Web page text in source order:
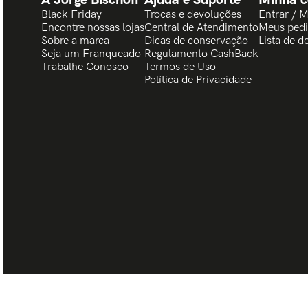
Black Friday
Encontre nossas lojas
Sobre a marca
Seja um Franqueado
Trabalhe Conosco
Trocas e devoluções
Central de Atendimento
Dicas de conservação
Regulamento CashBack
Termos de Uso
Política de Privacidade
Entrar /
Meus
Lista de